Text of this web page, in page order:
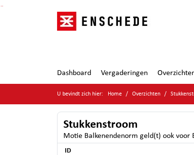
Ga naar de inhoud van deze pagina
Ga naar het zoeken
Ga naar het menu
Dashboard Vergaderingen
U bevindt zich hier: Home Overzichten
Stukkenstroom
Motie Balkenendenorm geld(t) ook voor
ID